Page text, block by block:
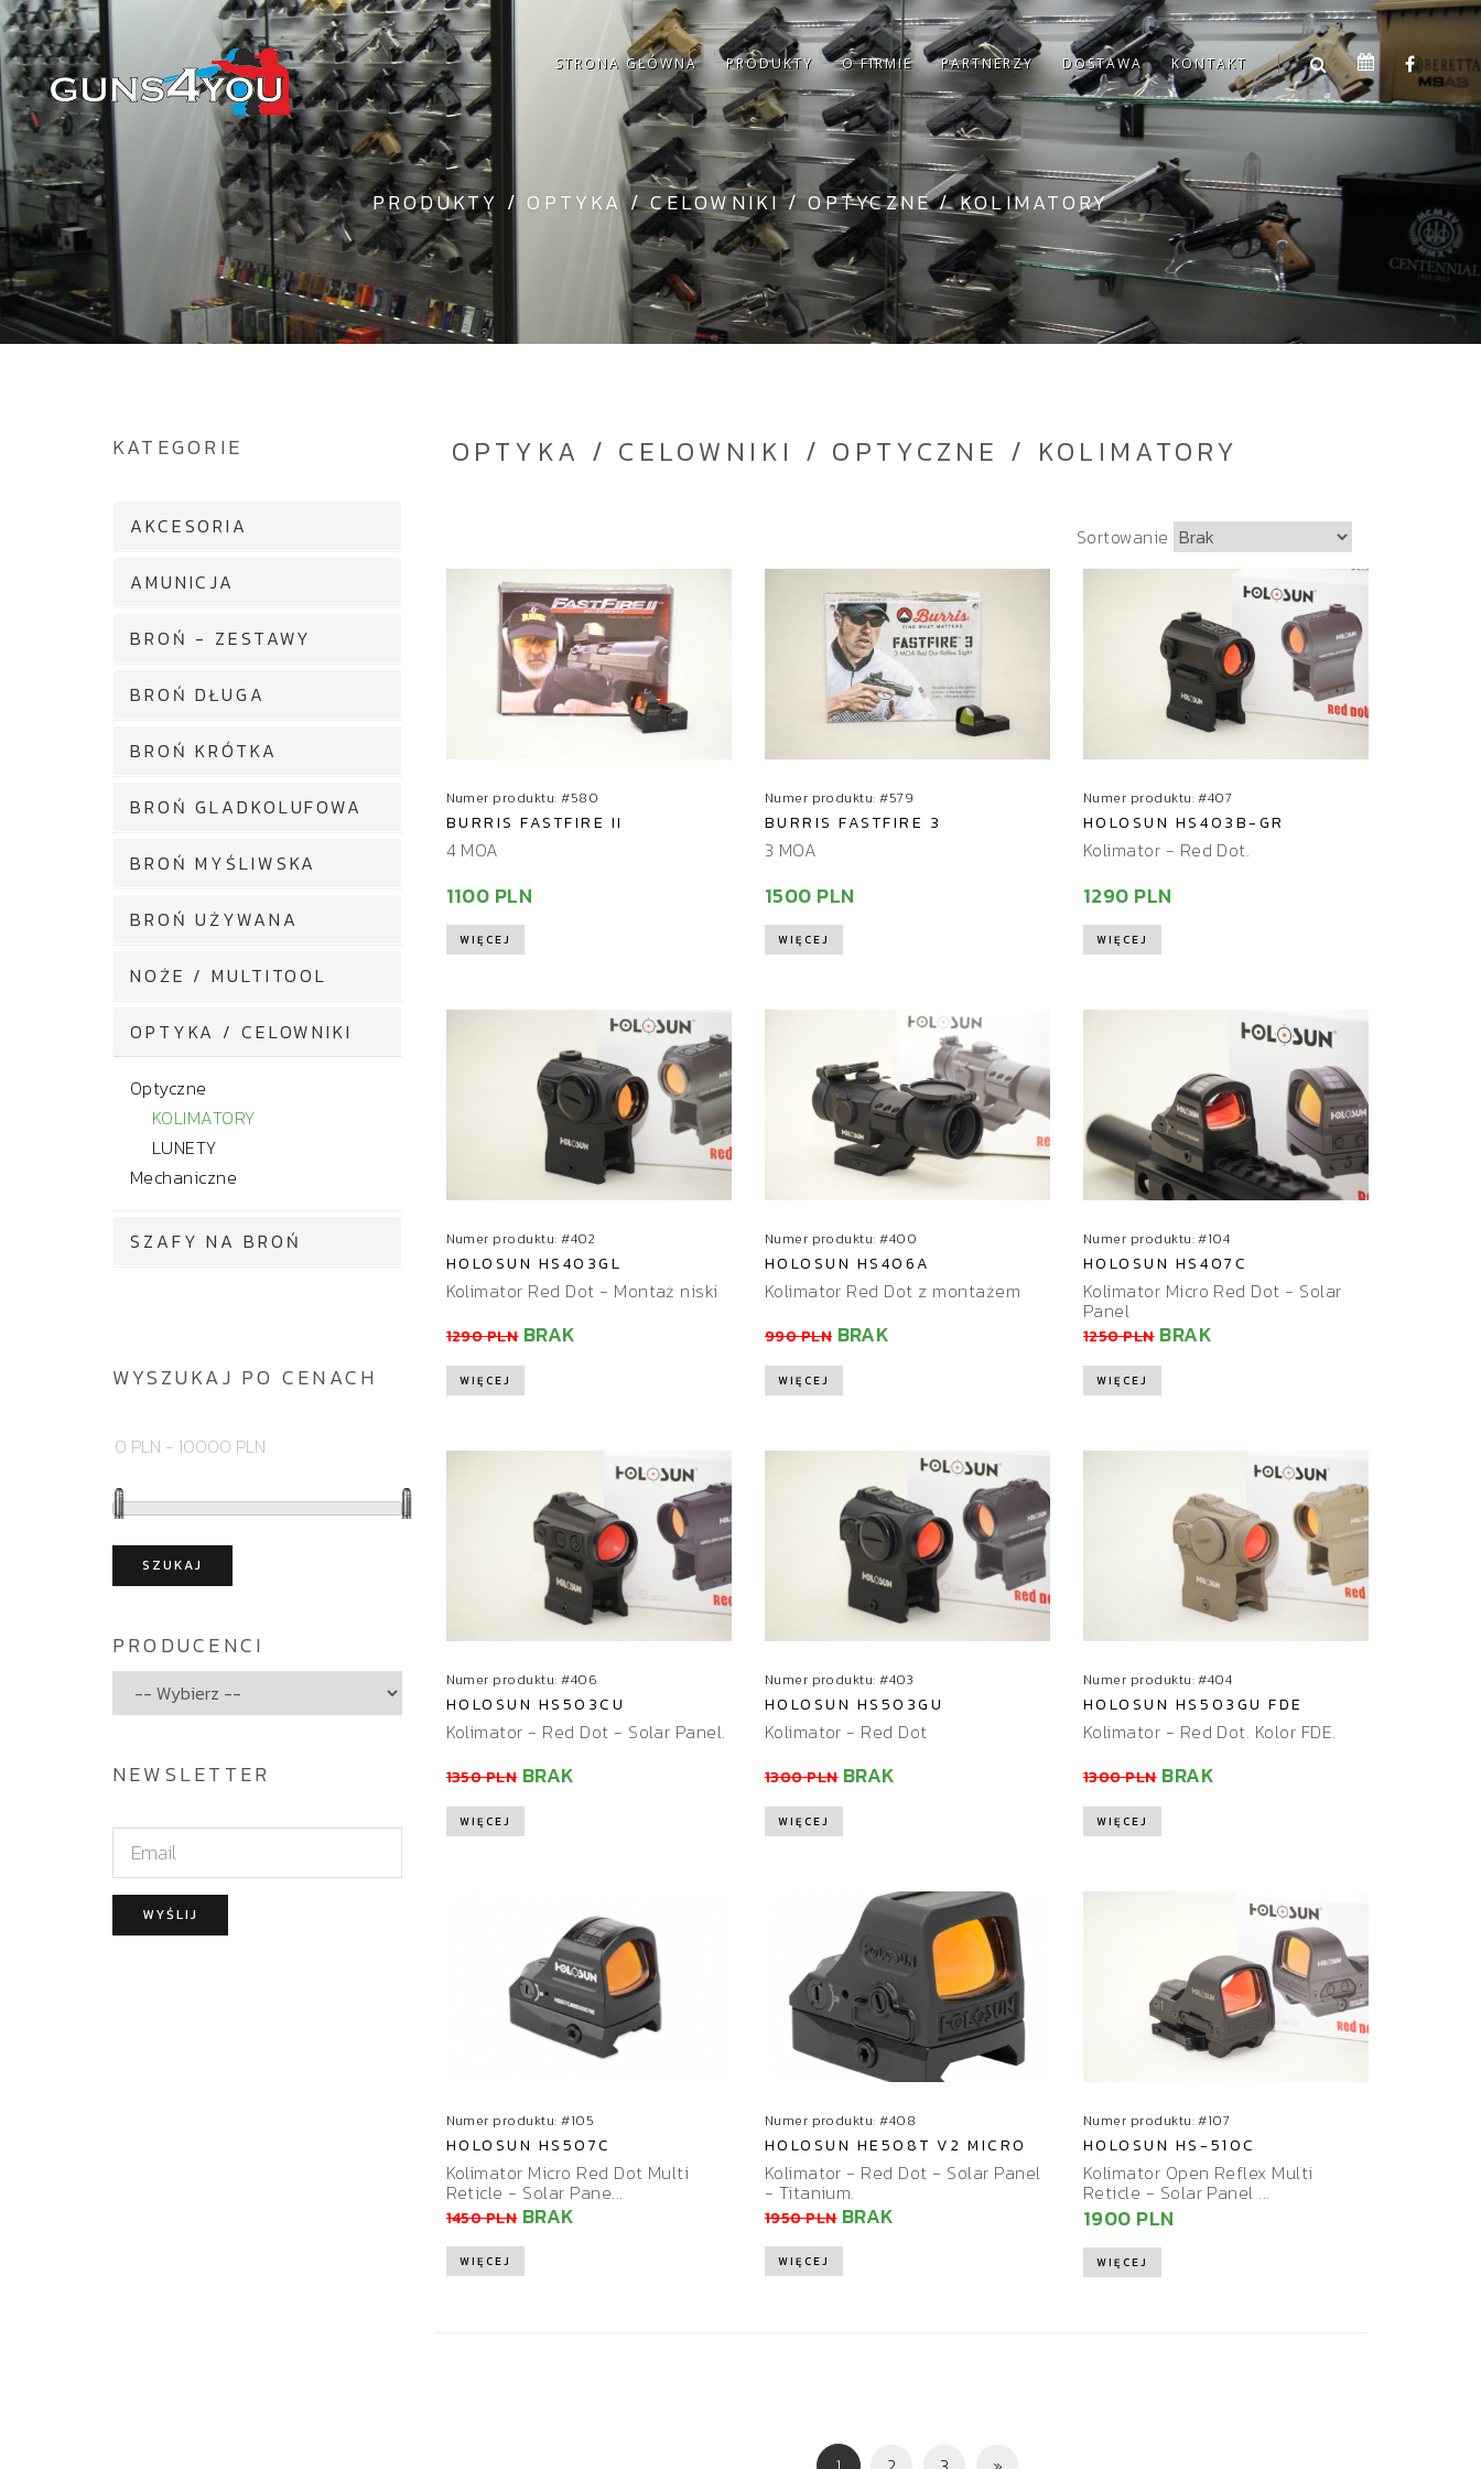
STRONA GŁÓWNA PRODUKTY O FIRMIE PARTNERZY DOSTAWA KONTAKT
PRODUKTY /OPTYKA / CELOWNIKI/OPTYCZNE/KOLIMATORY
KATEGORIE
AKCESORIA
AMUNICJA
BROŃ - ZESTAWY
BROŃ DŁUGA
BROŃ KRÓTKA
BROŃ GLADKOLUFOWA
BROŃ MYŚLIWSKA
BROŃ UŻYWANA
NOŻE / MULTITOOL
OPTYKA / CELOWNIKI
Optyczne
KOLIMATORY
LUNETY
Mechaniczne
SZAFY NA BROŃ
WYSZUKAJ PO CENACH
SZUKAJ
PRODUCENCI
NEWSLETTER
a
i
WYŚLIJ
OPTYKA / CELOWNIKI / OPTYCZNE / KOLIMATORY
S
o
Sortowanie
Numer produktu: #580
BURRIS FASTFIRE II
4 MOA
1100 PLN
WIĘCEJ
Numer produktu: #579
BURRIS FASTFIRE 3
3 MOA
1500 PLN
WIĘCEJ
Numer produktu: #407
HOLOSUN HS403B-GR
Kolimator - Red Dot.
1290 PLN
WIĘCEJ
Numer produktu: #402
HOLOSUN HS403GL
Kolimator Red Dot - Montaż niski
1290 PLNBRAK
WIĘCEJ
Numer produktu: #400
HOLOSUN HS406A
Kolimator Red Dot z montażem
990 PLN BRAK
WIĘCEJ
Numer produktu: #104
HOLOSUN HS407C
Kolimator Micro Red Dot - Solar
Panel
1250 PLNBRAK
WIĘCEJ
Numer produktu: #406
HOLOSUN HS503CU
Kolimator - Red Dot - Solar Panel.
1350 PLNBRAK
WIĘCEJ
Numer produktu: #403
HOLOSUN HS503GU
Kolimator - Red Dot
1300 PLNBRAK
WIĘCEJ
Numer produktu: #404
HOLOSUN HS503GU FDE
Kolimator - Red Dot. Kolor FDE.
1300 PLNBRAK
WIĘCEJ
Numer produktu: #105
HOLOSUN HS507C
Kolimator Micro Red Dot Multi
Reticle - Solar Pane...
1450 PLNBRAK
WIĘCEJ
Numer produktu: #408
HOLOSUN HE508T V2 MICRO
Kolimator - Red Dot - Solar Panel
- Titanium.
1950 PLNBRAK
WIĘCEJ
Numer produktu: #107
HOLOSUN HS-510C
Kolimator Open Reflex Multi
Reticle - Solar Panel ...
1900 PLN
WIĘCEJ